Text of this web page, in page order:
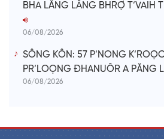
BHA LẦNG LÂNG BHRỢ T’VAIH
06/08/2026
SÔNG KÔN: 57 P’NONG
PR’LOỌNG ĐHANUÔR A PĂNG
06/08/2026